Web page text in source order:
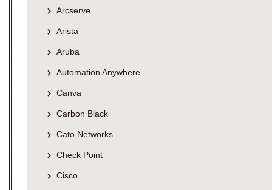
Arcserve
Arista
Aruba
Automation Anywhere
Canva
Carbon Black
Cato Networks
Check Point
Cisco